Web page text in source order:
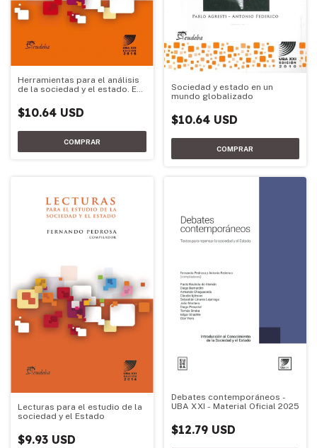
Herramientas para el análisis
de la sociedad y el estado. Ed.
$10.64 USD
Sociedad y estado en un
mundo globalizado
$10.64 USD
Lecturas para el estudio de la
sociedad y el Estado
$9.93 USD
Debates contemporáneos -
UBA XXI - Material Oficial 2025
$12.79 USD